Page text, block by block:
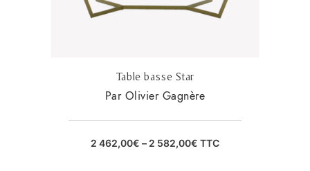
Table basse Star
Par Olivier Gagnère
2 462,00€ – 2 582,00€ TTC